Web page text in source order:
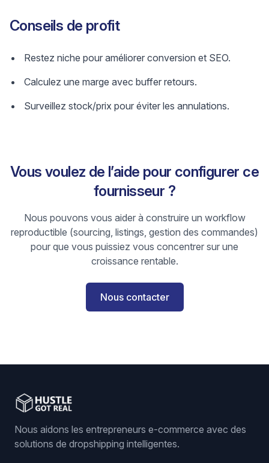
Conseils de profit
Restez niche pour améliorer conversion et SEO.
Calculez une marge avec buffer retours.
Surveillez stock/prix pour éviter les annulations.
Vous voulez de l’aide pour configurer ce
fournisseur ?
Nous pouvons vous aider à construire un workflow
reproductible (sourcing, listings, gestion des commandes)
pour que vous puissiez vous concentrer sur une
croissance rentable.
Nous contacter
Nous aidons les entrepreneurs e-commerce avec des
solutions de dropshipping intelligentes.